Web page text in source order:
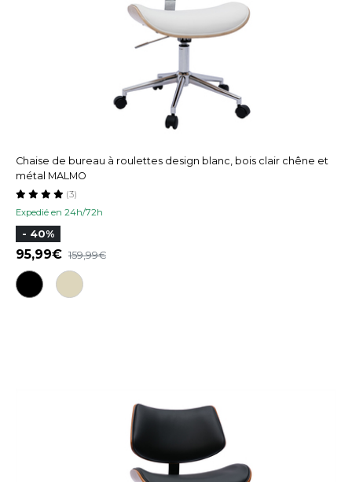
Chaise de bureau à roulettes design blanc, bois clair chêne et
métal MALMO
Expedié en 24h/72h
(3)
- 40%
95,99 159,99